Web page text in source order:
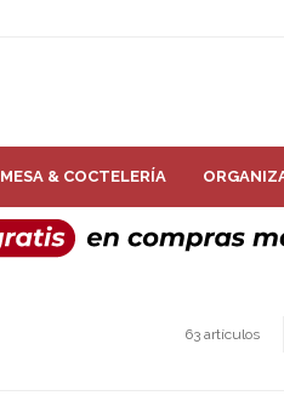
MESA & COCTELERÍA
63 artículos